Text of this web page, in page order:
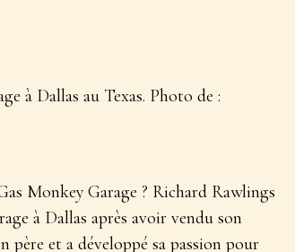
à Dallas au Texas. Photo de :
Monkey Garage ? Richard Rawlings
à Dallas après avoir vendu son
père et a développé sa passion pour